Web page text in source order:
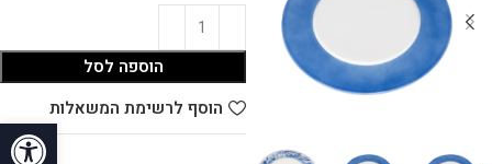
פתח
הוספה לסל
הוסף לרשימת המשאלות